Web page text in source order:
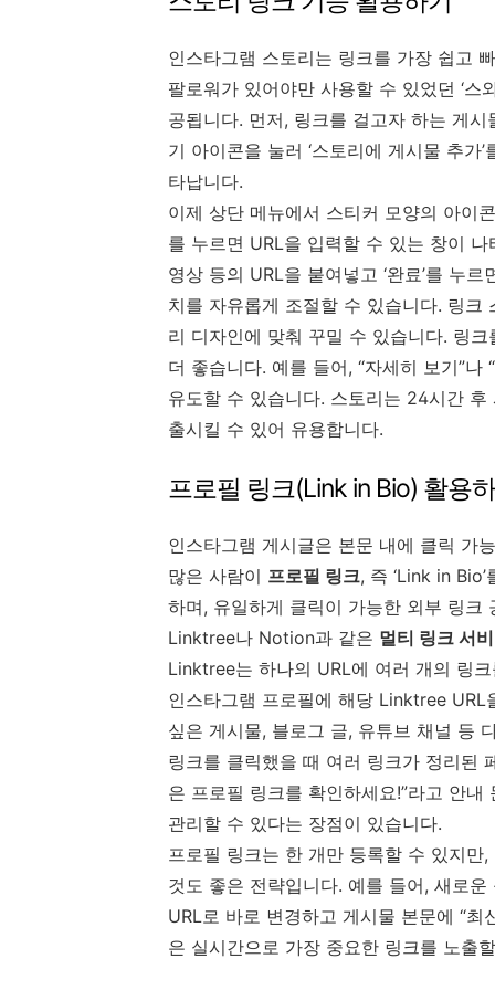
인스타그램 스토리는 링크를 가장 쉽고
팔로워가 있어야만 사용할 수 있었던 ‘
공됩니다. 먼저, 링크를 걸고자 하는 게
기 아이콘을 눌러 ‘스토리에 게시물 추가
타납니다.
이제 상단 메뉴에서 스티커 모양의 아이
를 누르면 URL을 입력할 수 있는 창이
영상 등의 URL을 붙여넣고 ‘완료’를 누
치를 자유롭게 조절할 수 있습니다. 링
리 디자인에 맞춰 꾸밀 수 있습니다. 링
더 좋습니다. 예를 들어, “자세히 보기”
유도할 수 있습니다. 스토리는 24시간
출시킬 수 있어 유용합니다.
프로필 링크(Link in Bio) 활용
인스타그램 게시글은 본문 내에 클릭 가
많은 사람이 프로필 링크, 즉 ‘Link in
하며, 유일하게 클릭이 가능한 외부 링크
Linktree나 Notion과 같은 멀티 링크 서
Linktree는 하나의 URL에 여러 개의 링
인스타그램 프로필에 해당 Linktree
싶은 게시물, 블로그 글, 유튜브 채널 등
링크를 클릭했을 때 여러 링크가 정리된
은 프로필 링크를 확인하세요!”라고 안
관리할 수 있다는 장점이 있습니다.
프로필 링크는 한 개만 등록할 수 있지만
것도 좋은 전략입니다. 예를 들어, 새로
URL로 바로 변경하고 게시물 본문에 “
은 실시간으로 가장 중요한 링크를 노출